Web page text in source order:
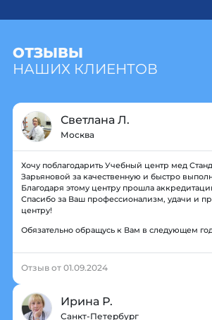
ОТЗЫВЫ
НАШИХ КЛИЕНТОВ
Светлана Л.
Москва
Хочу поблагодарить Учебный центр мед
Зарьяновой за качественную и быстро
Благодаря этому центру прошла
Спасибо за Ваш профессионализм, удачи и
центру!
Обязательно обращусь к Вам в следующем
Отзыв от 01.09.2024
Ирина Р.
Санкт-Петербург